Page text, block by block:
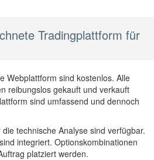
Tradingplattform für
Webplattform sind kostenlos. Alle
reibungslos gekauft und verkauft
sind umfassend und dennoch
technische Analyse sind verfügbar.
integriert. Optionskombinationen
platziert werden.